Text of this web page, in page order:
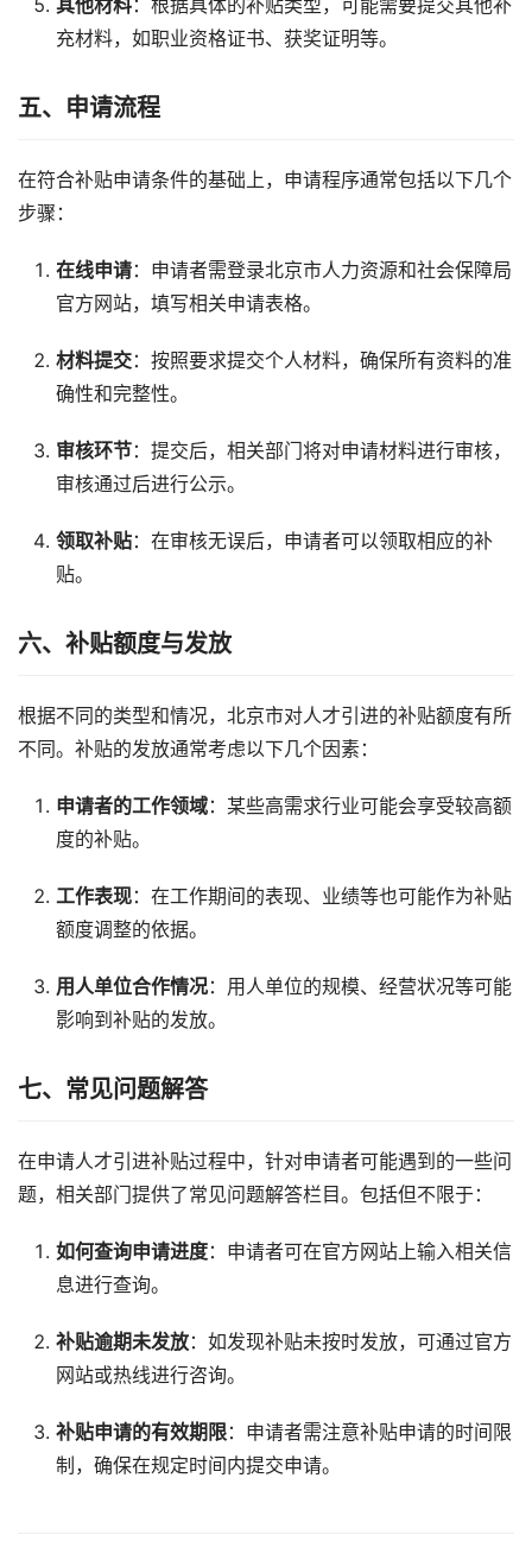
其他材料：根据具体的补贴类型，可能需要提交其他补
充材料，如职业资格证书、获奖证明等。
五、申请流程
在符合补贴申请条件的基础上，申请程序通常包括以下几个
步骤：
在线申请：申请者需登录北京市人力资源和社会保障局
官方网站，填写相关申请表格。
材料提交：按照要求提交个人材料，确保所有资料的准
确性和完整性。
审核环节：提交后，相关部门将对申请材料进行审核，
审核通过后进行公示。
领取补贴：在审核无误后，申请者可以领取相应的补
贴。
六、补贴额度与发放
根据不同的类型和情况，北京市对人才引进的补贴额度有所
不同。补贴的发放通常考虑以下几个因素：
申请者的工作领域：某些高需求行业可能会享受较高额
度的补贴。
工作表现：在工作期间的表现、业绩等也可能作为补贴
额度调整的依据。
用人单位合作情况：用人单位的规模、经营状况等可能
影响到补贴的发放。
七、常见问题解答
在申请人才引进补贴过程中，针对申请者可能遇到的一些问
题，相关部门提供了常见问题解答栏目。包括但不限于：
如何查询申请进度：申请者可在官方网站上输入相关信
息进行查询。
补贴逾期未发放：如发现补贴未按时发放，可通过官方
网站或热线进行咨询。
补贴申请的有效期限：申请者需注意补贴申请的时间限
制，确保在规定时间内提交申请。